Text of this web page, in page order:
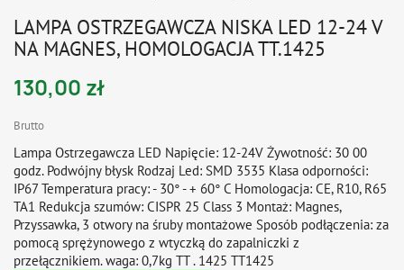
LAMPA OSTRZEGAWCZA NISKA LED 12-24 V
NA MAGNES, HOMOLOGACJA TT.1425
130,00 zł
Brutto
Lampa Ostrzegawcza LED Napięcie: 12-24V Żywotność: 30 00
godz. Podwójny błysk Rodzaj Led: SMD 3535 Klasa odporności:
IP67 Temperatura pracy: - 30° - + 60° C Homologacja: CE, R10, R65
TA1 Redukcja szumów: CISPR 25 Class 3 Montaż: Magnes,
Przyssawka, 3 otwory na śruby montażowe Sposób podłączenia: za
pomocą sprężynowego z wtyczką do zapalniczki z
przełącznikiem. waga: 0,7kg TT . 1425 TT1425